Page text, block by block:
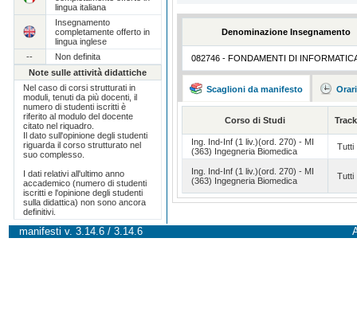
lingua italiana
Insegnamento
completamente offerto in
lingua inglese
--
Non definita
Note sulle attività didattiche
Nel caso di corsi strutturati in
moduli, tenuti da più docenti, il
numero di studenti iscritti è
riferito al modulo del docente
citato nel riquadro.
Il dato sull'opinione degli studenti
riguarda il corso strutturato nel
suo complesso.
I dati relativi all'ultimo anno
accademico (numero di studenti
iscritti e l'opinione degli studenti
sulla didattica) non sono ancora
definitivi.
Denominazione Insegnamento
082746 - FONDAMENTI DI
Scaglioni da manifesto
Corso di Studi Track
Ing. Ind-Inf (1 liv.)(ord. 270) - MI
(363) Ingegneria Biomedica
Tutti
Ing. Ind-Inf (1 liv.)(ord. 270) - MI
(363) Ingegneria Biomedica
Tutti
manifesti v. 3.14.6 / 3.14.6